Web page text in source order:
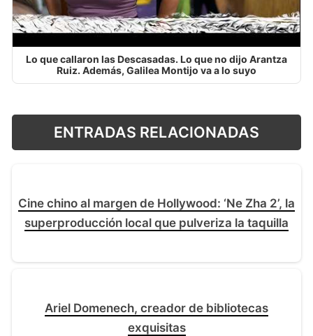
Lo que callaron las Descasadas. Lo que no dijo Arantza
Ruiz. Además, Galilea Montijo va a lo suyo
ENTRADAS RELACIONADAS
Cine chino al margen de Hollywood: ‘Ne Zha 2’, la
superproducción local que pulveriza la taquilla
Ariel Domenech, creador de bibliotecas
exquisitas